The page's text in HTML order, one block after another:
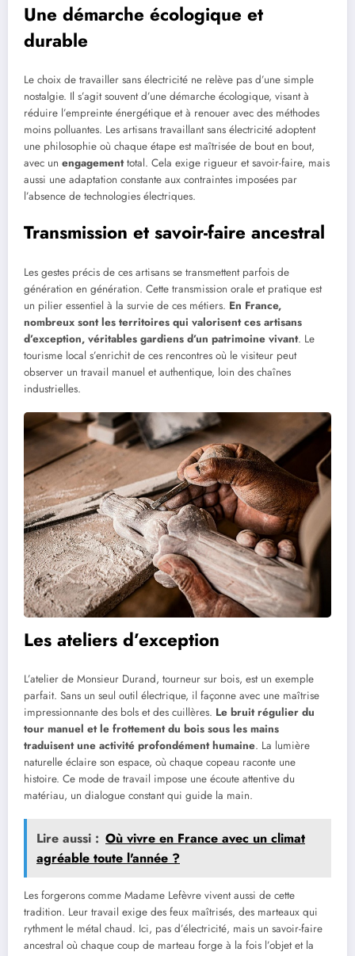
Une démarche écologique et
durable
Le choix de travailler sans électricité ne relève pas d’une simple
nostalgie. Il s’agit souvent d’une démarche écologique, visant à
réduire l’empreinte énergétique et à renouer avec des méthodes
moins polluantes. Les artisans travaillant sans électricité adoptent
une philosophie où chaque étape est maîtrisée de bout en bout,
avec un engagementtotal. Cela exige rigueur et savoir-faire, mais
aussi une adaptation constante aux contraintes imposées par
l’absence de technologies électriques.
Transmission et savoir-faire ancestral
Les gestes précis de ces artisans se transmettent parfois de
génération en génération. Cette transmission orale et pratique est
un pilier essentiel à la survie de ces métiers. En France,
nombreux sont les territoires qui valorisent ces artisans
d’exception, véritables gardiens d’un patrimoine vivant. Le
tourisme local s’enrichit de ces rencontres où le visiteur peut
observer un travail manuel et authentique, loin des chaînes
industrielles.
Les ateliers d’exception
L’atelier de Monsieur Durand, tourneur sur bois, est un exemple
parfait. Sans un seul outil électrique, il façonne avec une maîtrise
impressionnante des bols et des cuillères. Le bruit régulier du
tour manuel et le frottement du bois sous les mains
traduisent une activité profondément humaine. La lumière
naturelle éclaire son espace, où chaque copeau raconte une
histoire. Ce mode de travail impose une écoute attentive du
matériau, un dialogue constant qui guide la main.
Lire aussi : Où vivre en France avec un climat
agréable toute l'année ?
Les forgerons comme Madame Lefèvre vivent aussi de cette
tradition. Leur travail exige des feux maîtrisés, des marteaux qui
rythment le métal chaud. Ici, pas d’électricité, mais un savoir-faire
ancestral où chaque coup de marteau forge à la fois l’objet et la